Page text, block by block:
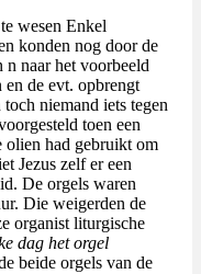
wesen Enkel
konden nog door de
naar het voorbeeld
de evt. opbrengt
niemand iets tegen
toen een
olien had gebruikt om
Jezus zelf er een
De orgels waren
Die weigerden de
organist liturgische
dag het orgel
beide orgels van de